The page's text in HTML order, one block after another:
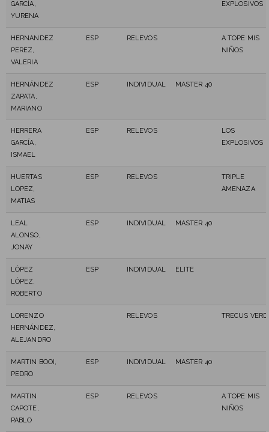
GARCÍA,
YURENA
EXPLOSIVOS
HERNANDEZ
PEREZ,
VALERIA
ESP RELEVOS
A TOPE MIS
NIÑOS
HERNÁNDEZ
ZAPATA,
MARIANO
ESP INDIVIDUAL MASTER 40
HERRERA
GARCÍA,
ISMAEL
ESP RELEVOS
LOS
EXPLOSIVOS
HUERTAS
LOPEZ,
MATIAS
ESP RELEVOS
TRIPLE
AMENAZA
LEAL
ALONSO,
JONAY
ESP INDIVIDUAL MASTER 40
LÓPEZ
LÓPEZ,
ROBERTO
ESP INDIVIDUAL ELITE
LORENZO
HERNÁNDEZ,
ALEJANDRO
RELEVOS TRECUS
MARTIN BOOI,
PEDRO
ESP INDIVIDUAL MASTER 40
MARTIN
CAPOTE,
PABLO
ESP RELEVOS
A TOPE MIS
NIÑOS